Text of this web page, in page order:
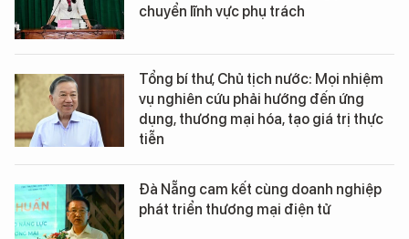
chuyển lĩnh vực phụ trách
Tổng bí thư, Chủ tịch nước: Mọi nhiệm
vụ nghiên cứu phải hướng đến ứng
dụng, thương mại hóa, tạo giá trị thực
tiễn
Đà Nẵng cam kết cùng doanh nghiệp
phát triển thương mại điện tử